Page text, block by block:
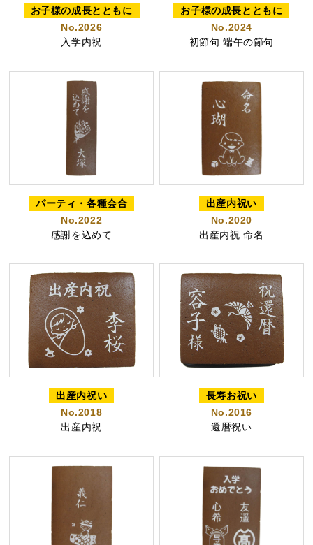
名入れカステラ
出産内祝カステラ 長寿のお祝いカステラ
カステラ
特製ハニーカステラ極 浜松工場限定五三焼カ ハニーカステラ
静岡茶カステラ
カステラ巻・三笠山
お子様の成長とともに
No.2026
入学内祝
お子様の成長とともに
No.2024
初節句 端午の節句
パーティ・各種会合
No.2022
感謝を込めて
出産内祝い
No.2020
出産内祝 命名
出産内祝い
No.2018
出産内祝
長寿お祝い
No.2016
還暦祝い